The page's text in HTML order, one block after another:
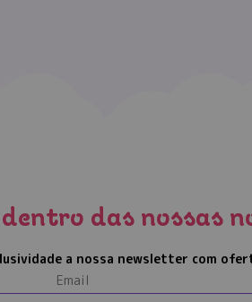
das nossas
a nossa newsletter com